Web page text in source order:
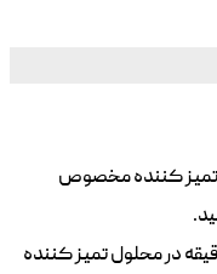
تمیز کننده مخصوص
را به مدت 15 تا 30 دقیقه در محلول تمیز کننده